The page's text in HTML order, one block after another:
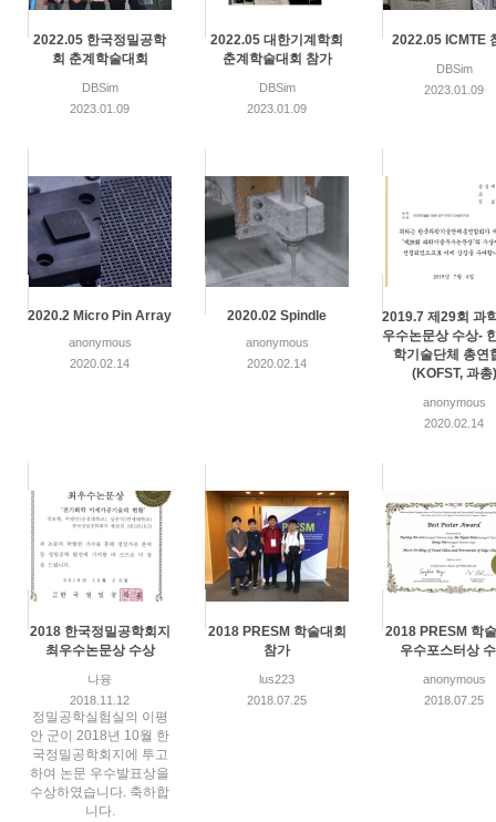
2022.05 한국정밀공학
회 춘계학술대회
DBSim
2023.01.09
2022.05 대한기계학회
춘계학술대회 참가
DBSim
2023.01.09
2022.05 ICMTE
DBSim
2023.01.09
2020.2 Micro Pin Array
anonymous
2020.02.14
2020.02 Spindle
anonymous
2020.02.14
2019.7 제29회 과
우수논문상 수상-
학기술단체 총연
(KOFST, 과총)
anonymous
2020.02.14
2018 한국정밀공학회지
최우수논문상 수상
나융
2018.11.12
정밀공학실험실의 이평
안 군이 2018년 10월 한
국정밀공학회지에 투고
하여 논문 우수발표상을
수상하였습니다. 축하합
니다.
2018 PRESM 학술대회
참가
lus223
2018.07.25
2018 PRESM 학
우수포스터상
anonymous
2018.07.25